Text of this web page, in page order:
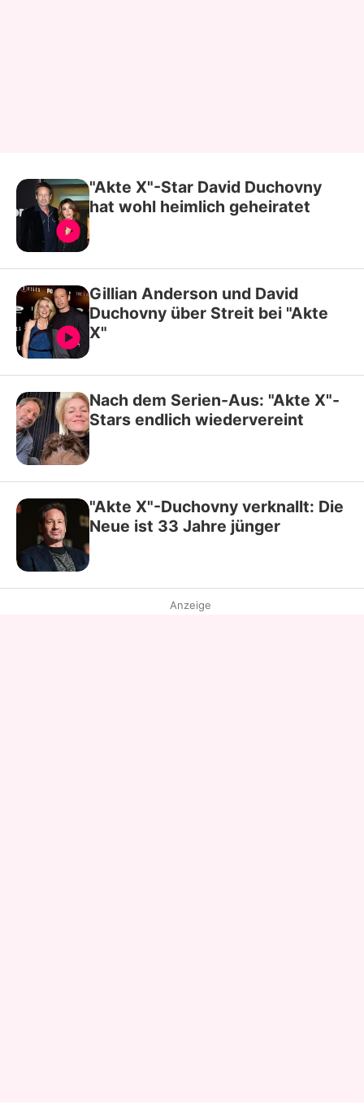
"Akte X"-Star David Duchovny
hat wohl heimlich geheiratet
Gillian Anderson und David
Duchovny über Streit bei "Akte
X"
Nach dem Serien-Aus: "Akte X"-
Stars endlich wiedervereint
"Akte X"-Duchovny verknallt: Die
Neue ist 33 Jahre jünger
Anzeige